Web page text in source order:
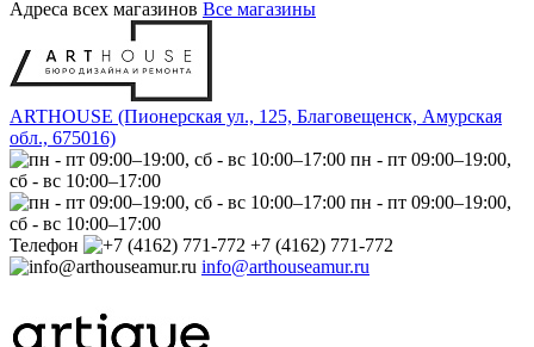
Адреса всех магазинов Все магазины
ARTHOUSE (Пионерская ул., 125, Благовещенск, Амурская
обл., 675016)
пн - пт 09:00–19:00,
сб - вс 10:00–17:00
пн - пт 09:00–19:00,
сб - вс 10:00–17:00
Телефон
+7 (4162) 771-772
info@arthouseamur.ru